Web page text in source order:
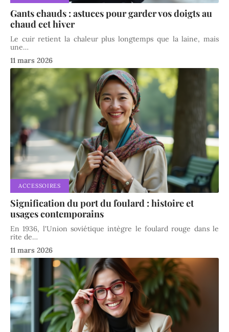
Gants chauds : astuces pour garder vos doigts au
chaud cet hiver
Le cuir retient la chaleur plus longtemps que la laine, mais
une…
11 mars 2026
ACCESSOIRES
Signification du port du foulard : histoire et
usages contemporains
En 1936, l'Union soviétique intègre le foulard rouge dans le
rite de…
11 mars 2026